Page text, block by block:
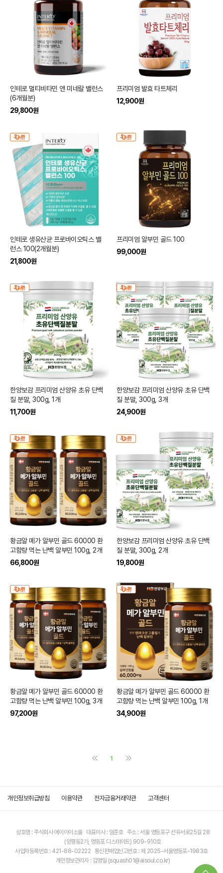
인테로 멀티비타민 앤 미네랄 밸런스
(6개월분)
29,800원
프리미엄 발효 타트체리
12,900원
인테로 생유산균 프로바이오틱스 밸
런스 100(2개월분)
21,800원
프리미엄 알부민 골드 100
99,000원
한양보감 프리미엄 산양유 초유 단백
질 분말, 300g, 1개
11,700원
한양보감 프리미엄 산양유 초유 단백
질 분말, 300g, 3개
24,900원
황금알 메가 알부민 골드 60000 환
고함량 먹는 난백 알부민 100g, 2개
66,800원
한양보감 프리미엄 산양유 초유 단백
질 분말, 300g, 2개
19,800원
황금알 메가 알부민 골드 60000 환
고함량 먹는 난백 알부민 100g, 3개
97,200원
황금알 메가 알부민 골드 60000 환
고함량 먹는 난백 알부민 100g, 1개
34,900원
1
개인정보취급방침 이용약관 전자금융거래약관 고객센터
상호명 : 주식회사 에이아이소울 대표이사 : 임준호 주소 : 서울 영등포구 선유서로25길 28
(양평동2가, 영등포 디스테이트) 909-910호
사업자등록번호 : 421-88-02222 통신판매업신고번호 : 제 2025-서울영등포-1983호
개인정보관리자 : 김영일 (squash01@aisoul.co.kr)